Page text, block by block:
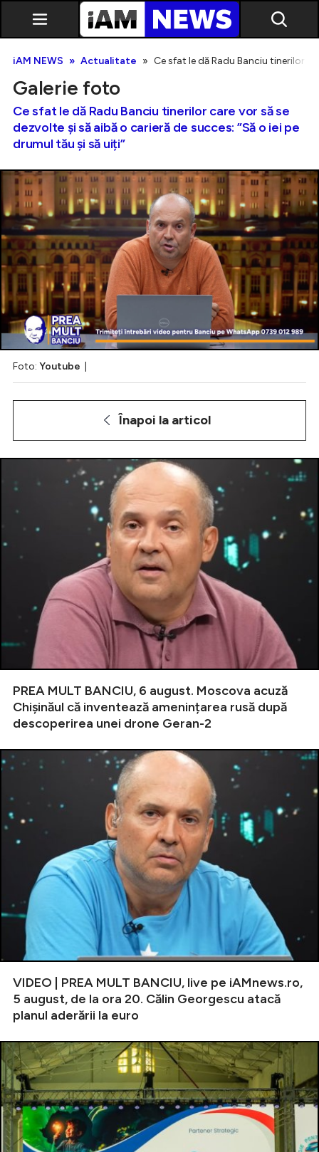
Exclusiv
Intră în cont
Creează cont
iAM NEWS Actualitate Ce sfat le dă Radu Banciu tinerilor
Galerie foto
Ce sfat le dă Radu Banciu tinerilor care vor să se
dezvolte și să aibă o carieră de succes: ”Să o iei pe
drumul tău și să uiți”
Foto: Youtube
Înapoi la articol
PREA MULT BANCIU, 6 august. Moscova acuză
Chișinăul că inventează amenințarea rusă după
descoperirea unei drone Geran-2
VIDEO | PREA MULT BANCIU, live pe iAMnews.ro,
5 august, de la ora 20. Călin Georgescu atacă
planul aderării la euro